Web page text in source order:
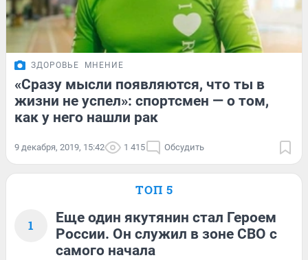
ЗДОРОВЬЕ МНЕНИЕ
«Сразу мысли появляются, что ты в
жизни не успел»: спортсмен — о том,
как у него нашли рак
9 декабря, 2019, 15:42 1 415 Обсудить
ТОП 5
1
Еще один якутянин стал Героем
России. Он служил в зоне СВО с
самого начала